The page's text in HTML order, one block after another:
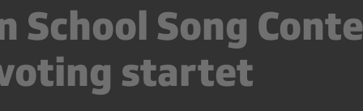
School Song
startet